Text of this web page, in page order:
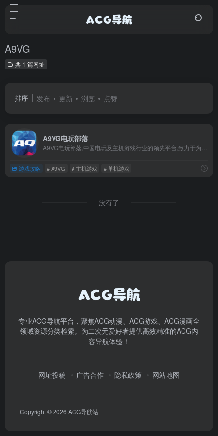
A9VG
共 1 篇网址
排序 发布 更新 浏览 点赞
A9VG电玩部落
游戏攻略 # A9VG # 主机游戏 # 单机游戏
没有了
专业ACG导航平台，聚焦ACG动漫、ACG游戏、ACG漫画全
领域资源分类检索。为二次元爱好者提供高效精准的ACG内
容导航体验！
网址投稿 广告合作 隐私政策 网站地图
Copyright © 2026 ACG导航站